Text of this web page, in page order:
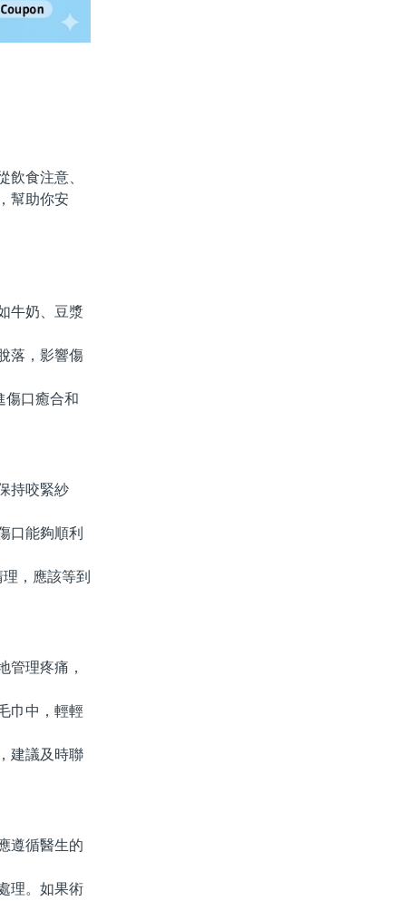
食注意、
幫助你安
牛奶、豆漿
落，影響傷
口癒合和
持咬緊紗
口能夠順利
，應該等到
理疼痛，
巾中，輕輕
建議及時聯
遵循醫生的
理。如果術